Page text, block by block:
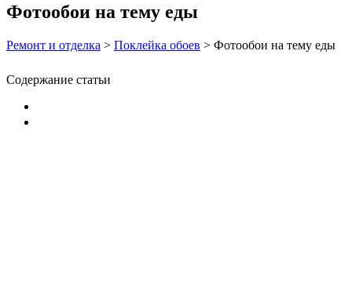
Фотообои на тему еды
Ремонт и отделка > Поклейка обоев > Фотообои на тему еды
Содержание статьи